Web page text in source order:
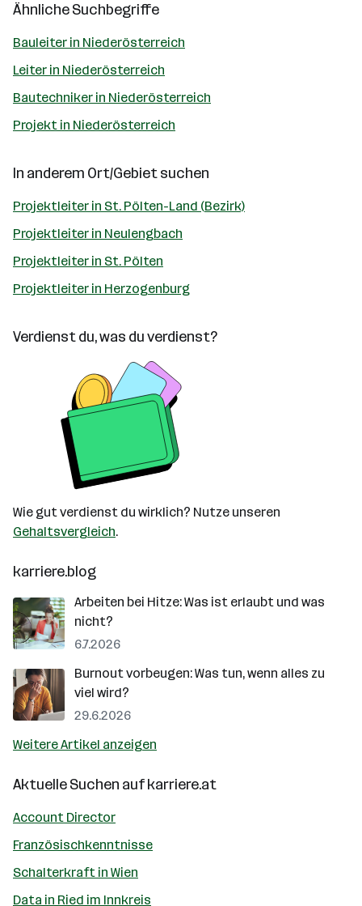
Ähnliche Suchbegriffe
Bauleiter in Niederösterreich
Leiter in Niederösterreich
Bautechniker in Niederösterreich
Projekt in Niederösterreich
In anderem Ort/Gebiet suchen
Projektleiter in St. Pölten-Land (Bezirk)
Projektleiter in Neulengbach
Projektleiter in St. Pölten
Projektleiter in Herzogenburg
Verdienst du, was du verdienst?
Wie gut verdienst du wirklich? Nutze unseren
Gehaltsvergleich.
karriere.blog
Arbeiten bei Hitze: Was ist erlaubt und was
nicht?
6.7.2026
Burnout vorbeugen: Was tun, wenn alles zu
viel wird?
29.6.2026
Weitere Artikel anzeigen
Aktuelle Suchen aufkarriere.at
Account Director
Französischkenntnisse
Schalterkraft in Wien
Data in Ried im Innkreis